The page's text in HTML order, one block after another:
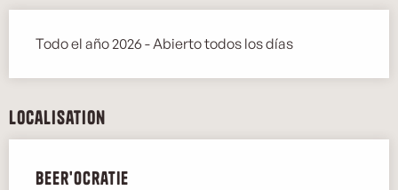
Todo el año 2026 - Abierto todos los días
Localisation
Beer'Ocratie